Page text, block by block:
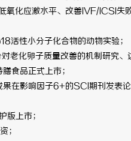
氧化应激水平、改善IVF/ICSI
活性小分子化合物的动物实验；
老化卵子质量改善的机制研究
食品正式上市；
在影响因子6+的SCI期刊发表
上市；
；